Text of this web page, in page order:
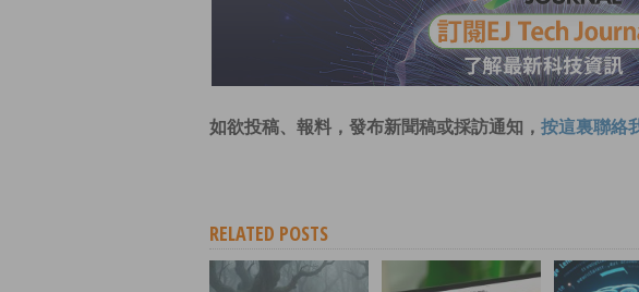
如欲投稿、報料，發布新聞稿或採訪通知， 按這裏聯絡
RELATED POSTS